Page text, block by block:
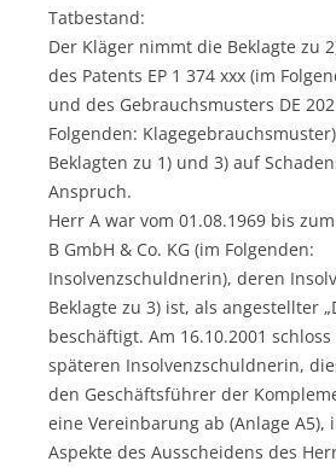
Tatbestand:
Der Kläger nimmt die Beklagte zu
des Patents EP 1 374 xxx (im
und des Gebrauchsmusters DE
Folgenden:
Beklagten zu 1) und 3) auf
Anspruch.
Herr A war vom 01.08.1969 bis
B GmbH & Co. KG (im Folgenden:
Insolvenzschuldnerin), deren
Beklagte zu 3) ist, als angestellter
beschäftigt. Am 16.10.2001
späteren Insolvenzschuldnerin,
den Geschäftsführer der
eine Vereinbarung ab (Anlage A5),
Aspekte des Ausscheidens des